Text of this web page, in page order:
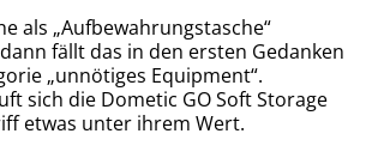
als „Aufbewahrungstasche“
fällt das in den ersten Gedanken
„unnötiges Equipment“.
sich die Dometic GO Soft Storage
etwas unter ihrem Wert.